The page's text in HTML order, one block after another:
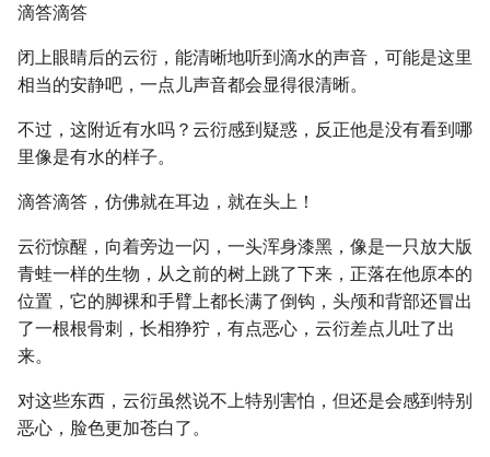
滴答滴答
闭上眼睛后的云衍，能清晰地听到滴水的声音，可能是这里
相当的安静吧，一点儿声音都会显得很清晰。
不过，这附近有水吗？云衍感到疑惑，反正他是没有看到哪
里像是有水的样子。
滴答滴答，仿佛就在耳边，就在头上！
云衍惊醒，向着旁边一闪，一头浑身漆黑，像是一只放大版
青蛙一样的生物，从之前的树上跳了下来，正落在他原本的
位置，它的脚裸和手臂上都长满了倒钩，头颅和背部还冒出
了一根根骨刺，长相狰狞，有点恶心，云衍差点儿吐了出
来。
对这些东西，云衍虽然说不上特别害怕，但还是会感到特别
恶心，脸色更加苍白了。